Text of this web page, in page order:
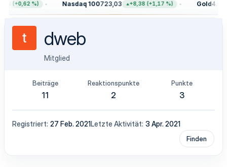
(+0,62 %) Nasdaq 100723,03 +8,38 (+1,17 %) Gold
dweb
Mitglied
Beiträge
11
Reaktionspunkte
2
Punkte
3
Registriert 27 Feb. 2021Letzte Aktivität 3 Apr. 2021
Finden